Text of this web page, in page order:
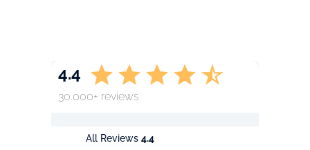
All Reviews 4.4
4.4
30.000+ reviews